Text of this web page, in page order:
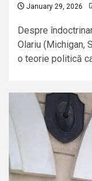
January 29, 2026
Despre
Olariu (Michigan,
o teorie politică